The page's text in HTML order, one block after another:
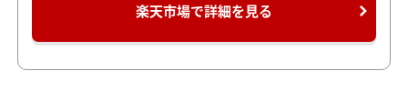
楽天市場で詳細を見る